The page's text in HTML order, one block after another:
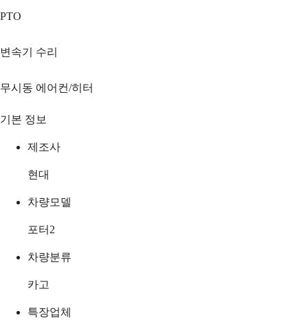
PTO
변속기 수리
무시동 에어컨/히터
기본 정보
제조사
현대
차량모델
포터2
차량분류
카고
특장업체